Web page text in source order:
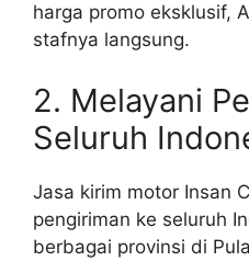
harga promo eksklusif,
stafnya langsung.
2. Melayani
Seluruh
Jasa kirim motor Insan
pengiriman ke seluruh
berbagai provinsi di